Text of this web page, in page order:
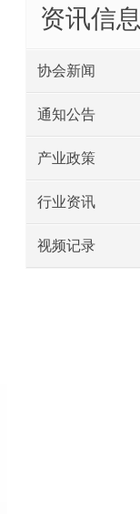
资讯信息
协会新闻
通知公告
产业政策
行业资讯
视频记录